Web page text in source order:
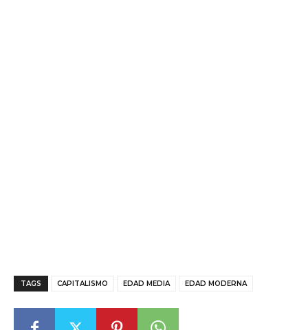
TAGS CAPITALISMO EDAD MEDIA EDAD MODERNA